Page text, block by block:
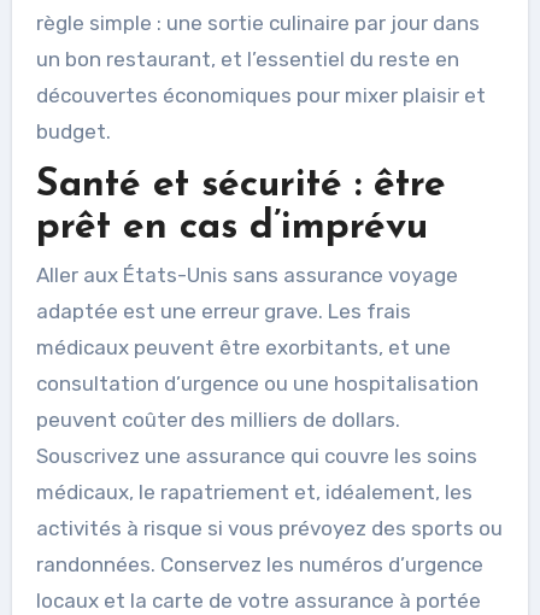
règle simple : une sortie culinaire par jour dans
un bon restaurant, et l’essentiel du reste en
découvertes économiques pour mixer plaisir et
budget.
Santé et sécurité : être
prêt en cas d’imprévu
Aller aux États-Unis sans assurance voyage
adaptée est une erreur grave. Les frais
médicaux peuvent être exorbitants, et une
consultation d’urgence ou une hospitalisation
peuvent coûter des milliers de dollars.
Souscrivez une assurance qui couvre les soins
médicaux, le rapatriement et, idéalement, les
activités à risque si vous prévoyez des sports ou
randonnées. Conservez les numéros d’urgence
locaux et la carte de votre assurance à portée